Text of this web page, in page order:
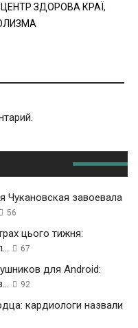
ЗДОРОВА КРАЇ,
Чукановская завоевала
56
цього тижня:
67
для Android:
92
кардиологи назвали